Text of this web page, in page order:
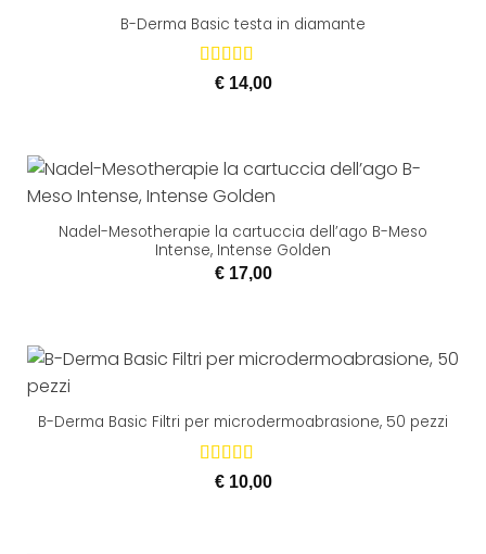
B-Derma Basic testa in diamante
Valutato
su 5
€14,00
Nadel-Mesotherapie la cartuccia dell’ago B-Meso
Intense, Intense Golden
€17,00
B-Derma Basic Filtri per microdermoabrasione, 50 pezzi
Valutato
su 5
€10,00